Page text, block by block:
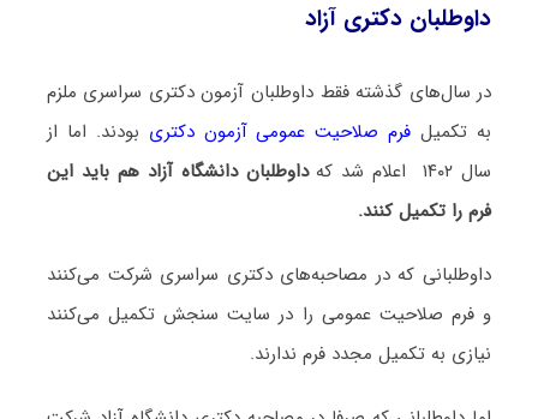
داوطلبان دکتری آزاد
در سال‌های گذشته فقط داوطلبان آزمون دکتری سراسری ملزم
به تکمیل فرم صلاحیت عمومی آزمون دکتری بودند. اما از
سال ۱۴۰۲ اعلام شد که
داوطلبان دانشگاه آزاد هم باید این
فرم را تکمیل کنند.
داوطلبانی که در مصاحبه‌های دکتری سراسری شرکت می‌کنند
و فرم صلاحیت عمومی را در سایت سنجش تکمیل می‌کنند
نیازی به تکمیل مجدد فرم ندارند.